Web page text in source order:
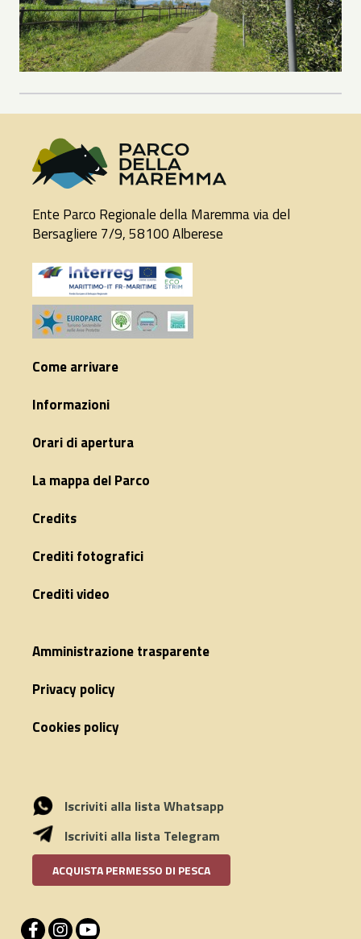
Ente Parco Regionale della Maremma via del
Bersagliere 7/9, 58100 Alberese
Come arrivare
Informazioni
Orari di apertura
La mappa del Parco
Credits
Crediti fotografici
Crediti video
Amministrazione trasparente
Privacy policy
Cookies policy
Iscriviti alla lista Whatsapp
Iscriviti alla lista Telegram
ACQUISTA PERMESSO DI PESCA